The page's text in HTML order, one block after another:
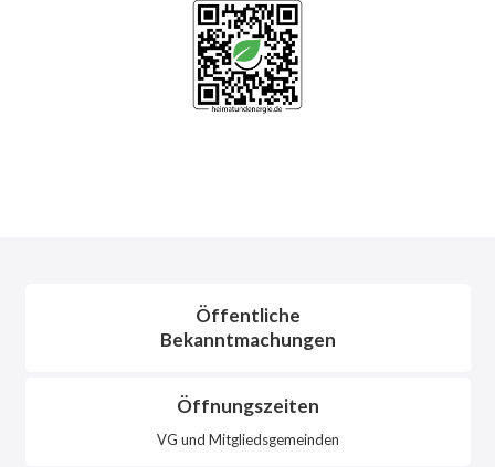
Öffentliche
Bekanntmachungen
Öffnungszeiten
VG und Mitgliedsgemeinden